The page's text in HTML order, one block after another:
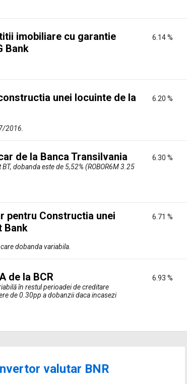
imobiliare cu garantie
Bank
6.14 %
unei locuinte de la
2016.
6.20 %
de la Banca Transilvania
dobanda este de 5,52% (ROBOR6M 3.25
6.30 %
pentru Constructia unei
Bank
dobanda variabila.
6.71 %
de la BCR
în restul perioadei de creditare
de 0.30pp a dobanzii daca incasezi
6.93 %
valutar BNR